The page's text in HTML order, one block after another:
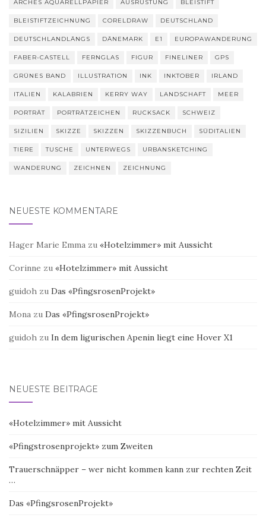
ARCHES AQUARELLPAPIER AUSRÜSTUNG BLEISTIFT
BLEISTIFTZEICHNUNG CORELDRAW DEUTSCHLAND
DEUTSCHLANDLÄNGS DÄNEMARK E1 EUROPAWANDERUNG
FABER-CASTELL FERNGLAS FIGUR FINELINER GPS
GRÜNES BAND ILLUSTRATION INK INKTOBER IRLAND
ITALIEN KALABRIEN KERRY WAY LANDSCHAFT MEER
PORTRÄT PORTRÄTZEICHEN RUCKSACK SCHWEIZ
SIZILIEN SKIZZE SKIZZEN SKIZZENBUCH SÜDITALIEN
TIERE TUSCHE UNTERWEGS URBANSKETCHING
WANDERUNG ZEICHNEN ZEICHNUNG
NEUESTE KOMMENTARE
Hager Marie Emma zu «Hotelzimmer» mit Aussicht
Corinne zu «Hotelzimmer» mit Aussicht
guidoh zu Das «PfingsrosenProjekt»
Mona zu Das «PfingsrosenProjekt»
guidoh zu In dem ligurischen Apenin liegt eine Hover X1
NEUESTE BEITRÄGE
«Hotelzimmer» mit Aussicht
«Pfingstrosenprojekt» zum Zweiten
Trauerschnäpper – wer nicht kommen kann zur rechten Zeit
…
Das «PfingsrosenProjekt»